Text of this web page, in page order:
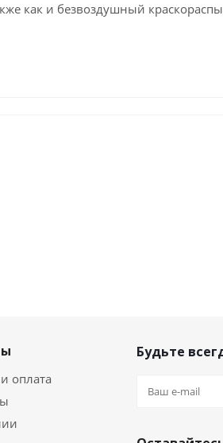
как и безвоздушный
оплата
Будьте